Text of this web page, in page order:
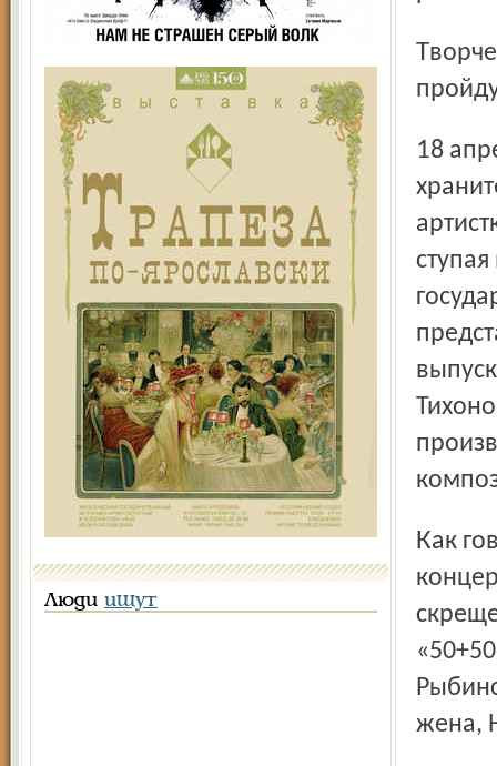
Люди ищут
Творческие встречи-концерты композиторов также
18 апреля широко известная в нашем городе
Как говорится, в жизни всегда есть место празднику. В
жена,